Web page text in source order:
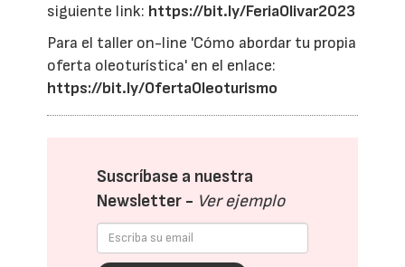
siguiente link: https://bit.ly/FeriaOlivar2023
Para el taller on-line 'Cómo abordar tu propia
oferta oleoturística' en el enlace:
https://bit.ly/OfertaOleoturismo
Suscríbase a nuestra
Newsletter - Ver ejemplo